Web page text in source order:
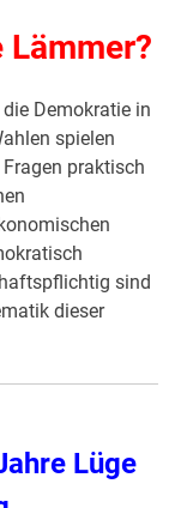
Demokratie in
spielen
praktisch
sind
dieser
Lüge